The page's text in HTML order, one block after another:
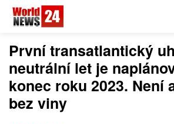
První transatlantický
neutrální let je
konec roku 2023. Není
bez viny